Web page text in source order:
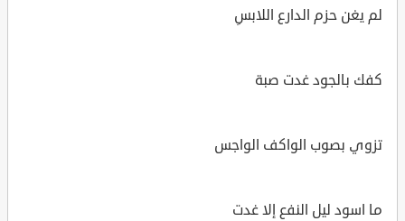
لم يغن حزم الدارع اللابسِ
كفك بالجود غدت صبة
تزوي بصوب الواكف الواجس
ما اسود ليل النفع إلا غدت